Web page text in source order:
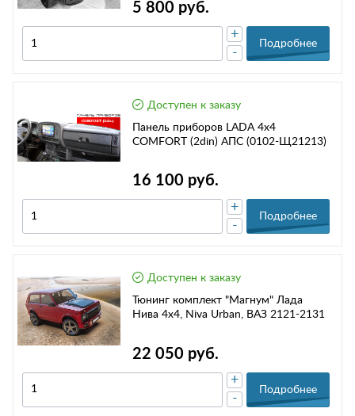
5 800 руб.
-
+
Подробнее
Доступен к заказу
Панель приборов LADA 4x4
COMFORT (2din) АПС (0102-Щ21213)
16 100 руб.
-
+
Подробнее
Доступен к заказу
Тюнинг комплект "Магнум" Лада
Нива 4х4, Niva Urban, ВАЗ 2121-2131
22 050 руб.
-
+
Подробнее